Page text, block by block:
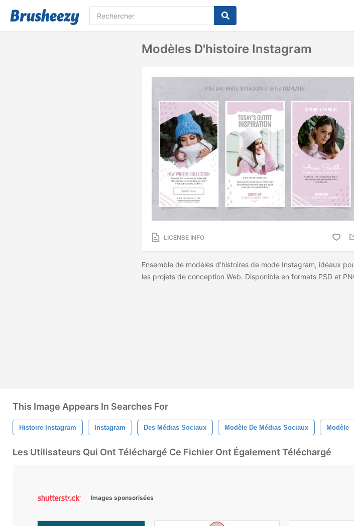
Modèles D'histoire Instagram
LICENSE INFO
Ensemble de modèles d’histoires de mode Instagram, idéaux
les projets de conception Web. Disponible en formats PSD et
This Image Appears In Searches For
Histoire Instagram Instagram Des Médias Sociaux Modèle De Médias Sociaux Modèle
Les Utilisateurs Qui Ont Téléchargé Ce Fichier Ont Également Téléchargé
Images sponsorisées